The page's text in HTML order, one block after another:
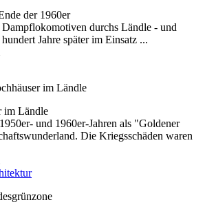
der 1960er
Dampflokomotiven durchs Ländle - und
Jahre später im Einsatz ...
im Ländle
und 1960er-Jahren als "Goldener
Die Kriegsschäden waren